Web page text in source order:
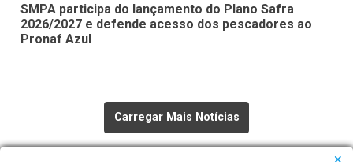
SMPA participa do lançamento do Plano Safra
2026/2027 e defende acesso dos pescadores ao
Pronaf Azul
Carregar Mais Notícias